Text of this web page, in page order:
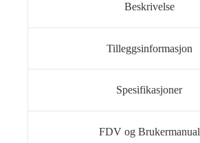
Beskrivelse
Tilleggsinformasjon
Spesifikasjoner
FDV og Brukermanual